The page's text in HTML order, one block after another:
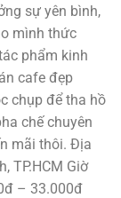
sự yên bình,
mình thức
phẩm kinh
cafe đẹp
chụp để tha hồ
chế chuyên
mãi thôi. Địa
TP.HCM Giờ
– 33.000đ